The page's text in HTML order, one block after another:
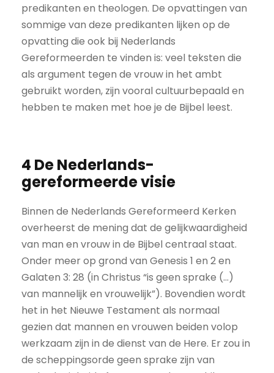
predikanten en theologen. De opvattingen van
sommige van deze predikanten lijken op de
opvatting die ook bij Nederlands
Gereformeerden te vinden is: veel teksten die
als argument tegen de vrouw in het ambt
gebruikt worden, zijn vooral cultuurbepaald en
hebben te maken met hoe je de Bijbel leest.
4 De Nederlands-
gereformeerde visie
Binnen de Nederlands Gereformeerd Kerken
overheerst de mening dat de gelijkwaardigheid
van man en vrouw in de Bijbel centraal staat.
Onder meer op grond van Genesis 1 en 2 en
Galaten 3: 28 (in Christus “is geen sprake (...)
van mannelijk en vrouwelijk”). Bovendien wordt
het in het Nieuwe Testament als normaal
gezien dat mannen en vrouwen beiden volop
werkzaam zijn in de dienst van de Here. Er zou in
de scheppingsorde geen sprake zijn van